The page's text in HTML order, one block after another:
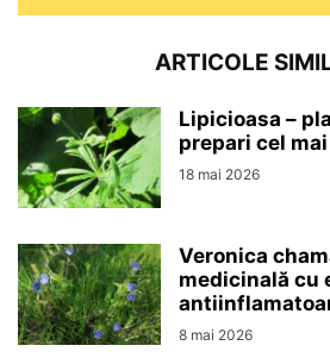
ARTICOLE
Lipicioasa –
prepari cel
18 mai 2026
Veronica
medicinală cu
8 mai 2026